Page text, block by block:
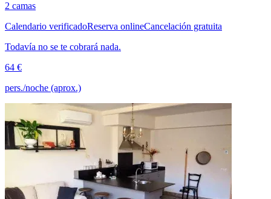
2 camas
Calendario verificadoReserva onlineCancelación gratuita
Todavía no se te cobrará nada.
64 €
pers./noche (aprox.)